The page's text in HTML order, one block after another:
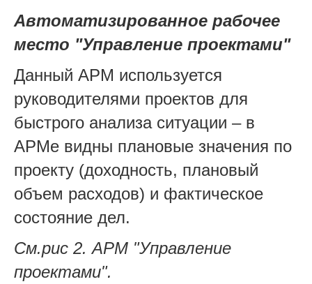
Автоматизированное рабочее
место "Управление проектами"
Данный АРМ используется
руководителями проектов для
быстрого анализа ситуации – в
АРМе видны плановые значения по
проекту (доходность, плановый
объем расходов) и фактическое
состояние дел.
См.рис 2. АРМ "Управление
проектами".